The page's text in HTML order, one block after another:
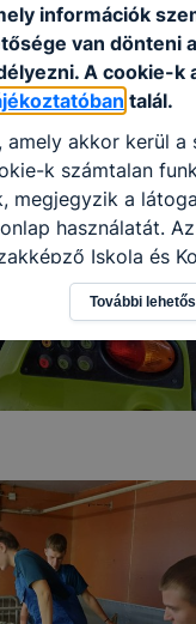
információk
van dönteni
A cookie-k
talál.
akkor kerül a
k számtalan
a
használatát.
Iskola és
gyűjtése azzal
hogy a
megtudhatjuk,
meglátogatja
tudja
figyelmét,
folyamatainak
lesznek képesek
a tervezettől
További